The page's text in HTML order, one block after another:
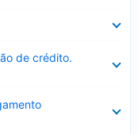
de crédito.